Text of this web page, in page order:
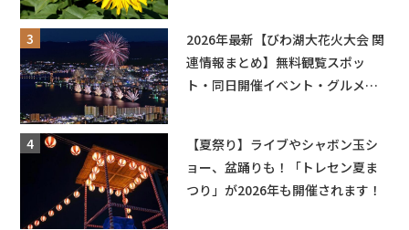
2026年最新【びわ湖大花火大会 関
連情報まとめ】無料観覧スポッ
ト・同日開催イベント・グルメマ
【夏祭り】ライブやシャボン玉シ
ョー、盆踊りも！「トレセン夏ま
つり」が2026年も開催されます！